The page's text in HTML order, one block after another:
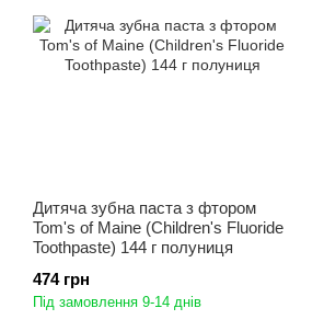
Дитяча зубна паста з фтором
Tom's of Maine (Children's Fluoride
Toothpaste) 144 г полуниця
474 грн
Під замовлення 9-14 днів